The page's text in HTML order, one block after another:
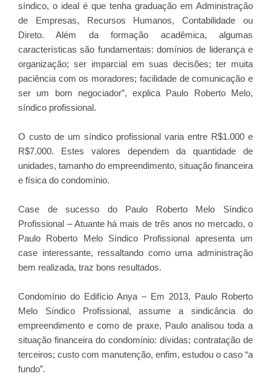
síndico, o ideal é que tenha graduação em Administração
de Empresas, Recursos Humanos, Contabilidade ou
Direto. Além da formação acadêmica, algumas
características são fundamentais: domínios de liderança e
organização; ser imparcial em suas decisões; ter muita
paciência com os moradores; facilidade de comunicação e
ser um bom negociador”, explica Paulo Roberto Melo,
síndico profissional.
O custo de um síndico profissional varia entre R$1.000 e
R$7.000. Estes valores dependem da quantidade de
unidades, tamanho do empreendimento, situação financeira
e física do condomínio.
Case de sucesso do Paulo Roberto Melo Síndico
Profissional – Atuante há mais de três anos no mercado, o
Paulo Roberto Melo Síndico Profissional apresenta um
case interessante, ressaltando como uma administração
bem realizada, traz bons resultados.
Condomínio do Edifício Anya – Em 2013, Paulo Roberto
Melo Síndico Profissional, assume a sindicância do
empreendimento e como de praxe, Paulo analisou toda a
situação financeira do condomínio: dívidas; contratação de
terceiros; custo com manutenção, enfim, estudou o caso “a
fundo”.